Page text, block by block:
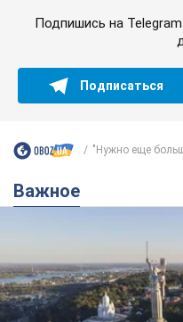
Подпишись на
Подписаться
"Нужно еще
Важное